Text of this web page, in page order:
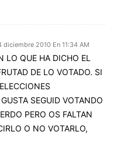
diciembre 2010 En 11:34 AM
LO QUE HA DICHO EL
DE LO VOTADO. SI
SEGUID VOTANDO
PERO OS FALTAN
O NO VOTARLO,